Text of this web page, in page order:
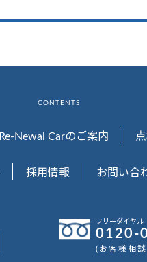
CONTENTS
Re-Newal Carのご案内
採用情報 お問い合
フリーダイヤル
0120-
(お客様相